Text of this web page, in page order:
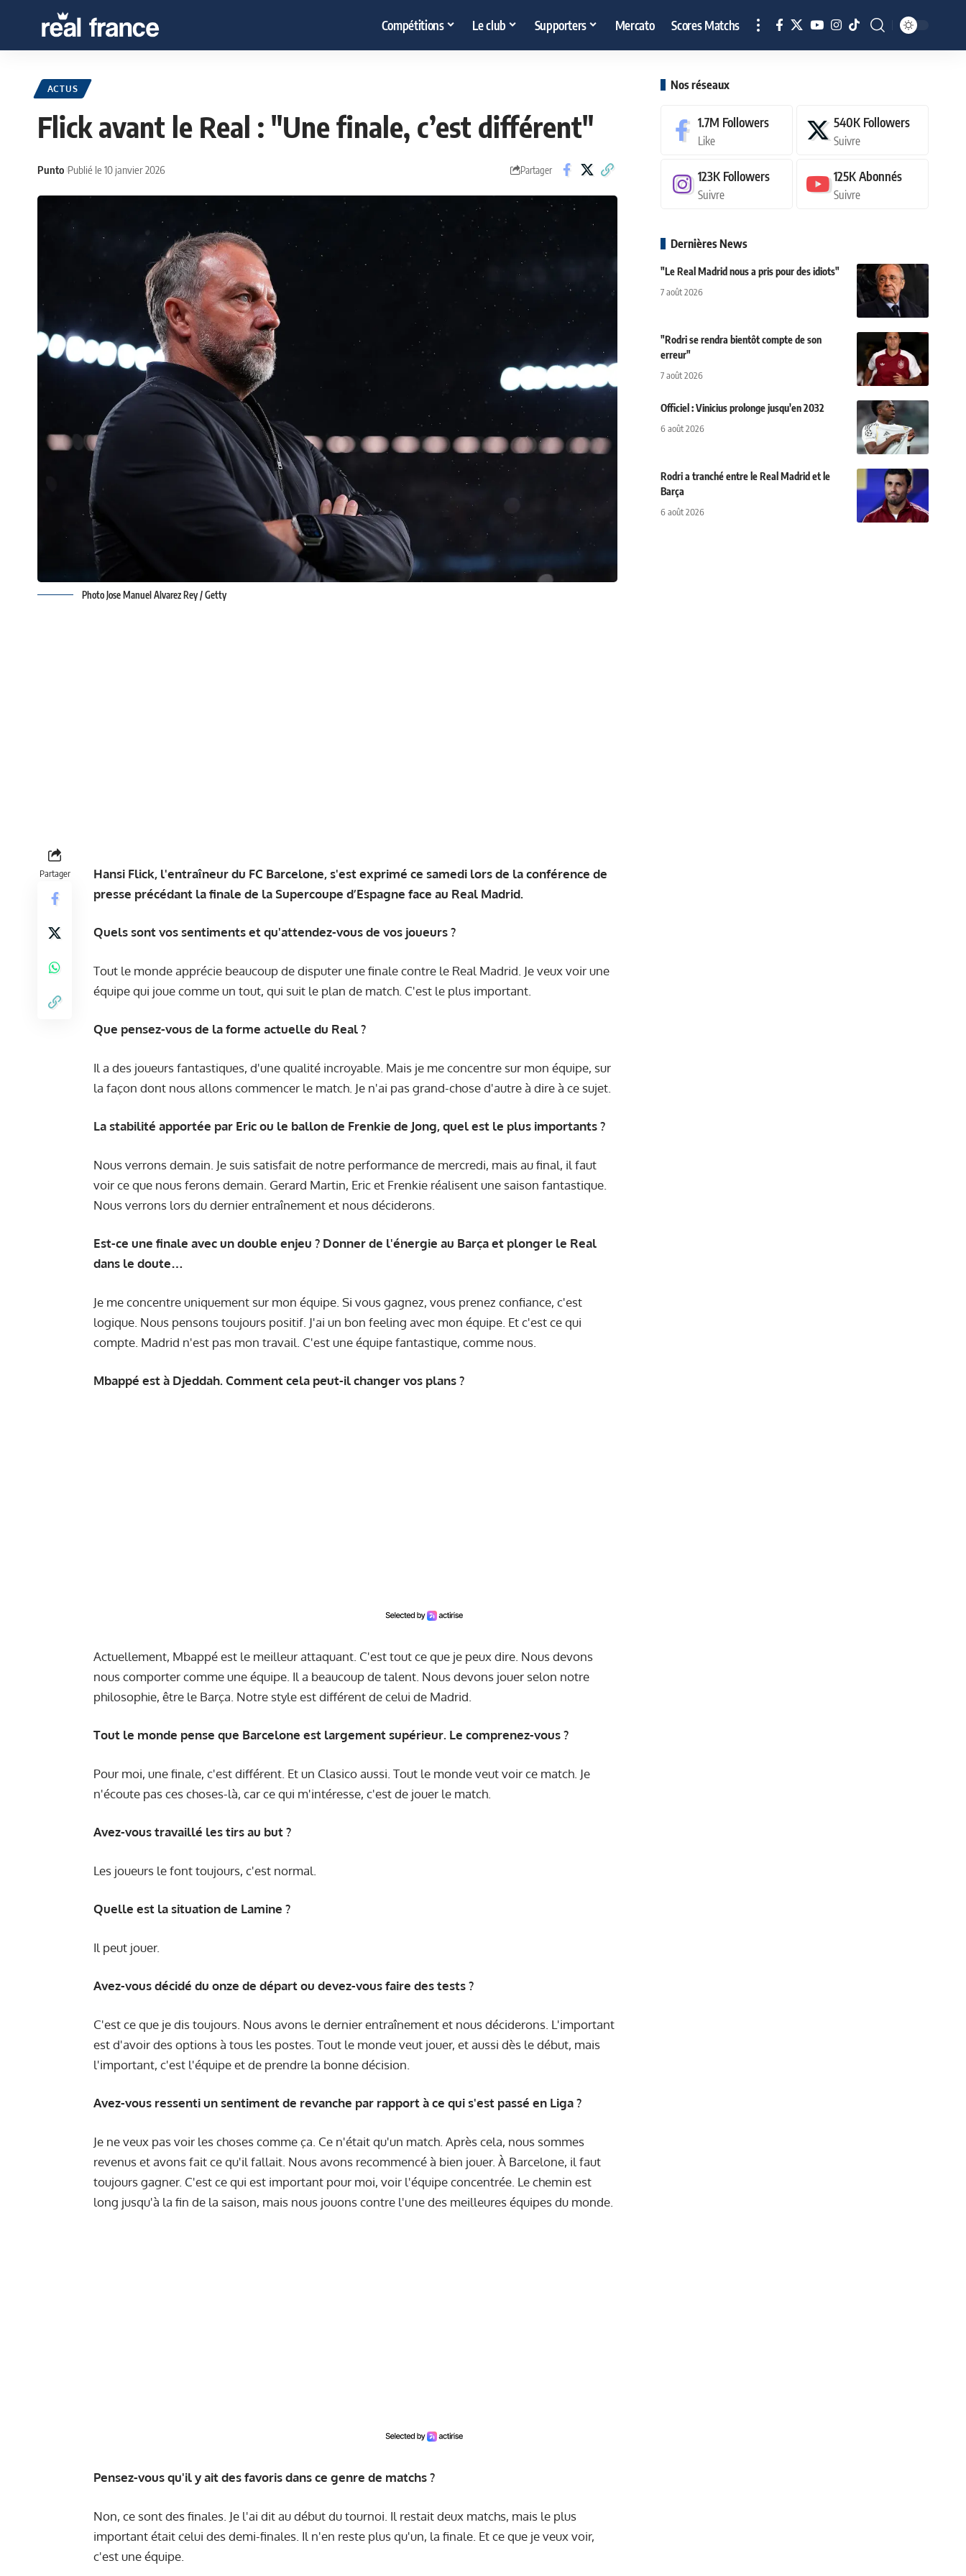
Compétitions Le club Supporters Mercato Scores Matchs
ACTUS
Flick avant le Real : "Une finale, c’est différent"
Punto Publié le 10 janvier 2026 Partager
Photo Jose Manuel Alvarez Rey / Getty
Partager
Hansi Flick, l'entraîneur du FC Barcelone, s'est exprimé ce samedi lors de la conférence de
presse précédant la finale de la Supercoupe d’Espagne face au Real Madrid.
Quels sont vos sentiments et qu'attendez-vous de vos joueurs ?
Tout le monde apprécie beaucoup de disputer une finale contre le Real Madrid. Je veux voir une
équipe qui joue comme un tout, qui suit le plan de match. C'est le plus important.
Que pensez-vous de la forme actuelle du Real ?
Il a des joueurs fantastiques, d'une qualité incroyable. Mais je me concentre sur mon équipe, sur
la façon dont nous allons commencer le match. Je n'ai pas grand-chose d'autre à dire à ce sujet.
La stabilité apportée par Eric ou le ballon de Frenkie de Jong, quel est le plus importants ?
Nous verrons demain. Je suis satisfait de notre performance de mercredi, mais au final, il faut
voir ce que nous ferons demain. Gerard Martin, Eric et Frenkie réalisent une saison fantastique.
Nous verrons lors du dernier entraînement et nous déciderons.
Est-ce une finale avec un double enjeu ? Donner de l'énergie au Barça et plonger le Real
dans le doute…
Je me concentre uniquement sur mon équipe. Si vous gagnez, vous prenez confiance, c'est
logique. Nous pensons toujours positif. J'ai un bon feeling avec mon équipe. Et c'est ce qui
compte. Madrid n'est pas mon travail. C'est une équipe fantastique, comme nous.
Mbappé est à Djeddah. Comment cela peut-il changer vos plans ?
Actuellement, Mbappé est le meilleur attaquant. C'est tout ce que je peux dire. Nous devons
nous comporter comme une équipe. Il a beaucoup de talent. Nous devons jouer selon notre
philosophie, être le Barça. Notre style est différent de celui de Madrid.
Tout le monde pense que Barcelone est largement supérieur. Le comprenez-vous ?
Pour moi, une finale, c'est différent. Et un Clasico aussi. Tout le monde veut voir ce match. Je
n'écoute pas ces choses-là, car ce qui m'intéresse, c'est de jouer le match.
Avez-vous travaillé les tirs au but ?
Les joueurs le font toujours, c'est normal.
Quelle est la situation de Lamine ?
Il peut jouer.
Avez-vous décidé du onze de départ ou devez-vous faire des tests ?
C'est ce que je dis toujours. Nous avons le dernier entraînement et nous déciderons. L'important
est d'avoir des options à tous les postes. Tout le monde veut jouer, et aussi dès le début, mais
l'important, c'est l'équipe et de prendre la bonne décision.
Avez-vous ressenti un sentiment de revanche par rapport à ce qui s'est passé en Liga ?
Je ne veux pas voir les choses comme ça. Ce n'était qu'un match. Après cela, nous sommes
revenus et avons fait ce qu'il fallait. Nous avons recommencé à bien jouer. À Barcelone, il faut
toujours gagner. C'est ce qui est important pour moi, voir l'équipe concentrée. Le chemin est
long jusqu'à la fin de la saison, mais nous jouons contre l'une des meilleures équipes du monde.
Pensez-vous qu'il y ait des favoris dans ce genre de matchs ?
Non, ce sont des finales. Je l'ai dit au début du tournoi. Il restait deux matchs, mais le plus
important était celui des demi-finales. Il n'en reste plus qu'un, la finale. Et ce que je veux voir,
c'est une équipe.
Nos réseaux
1.7M Followers
Like
540K Followers
Suivre
123K Followers
Suivre
125KAbonnés
Suivre
Dernières News
"Le Real Madrid nous a pris pour des idiots"
7 août 2026
"Rodri se rendra bientôt compte de son
erreur"
7 août 2026
Officiel : Vinicius prolonge jusqu'en 2032
6 août 2026
Rodri a tranché entre le Real Madrid et le
Barça
6 août 2026